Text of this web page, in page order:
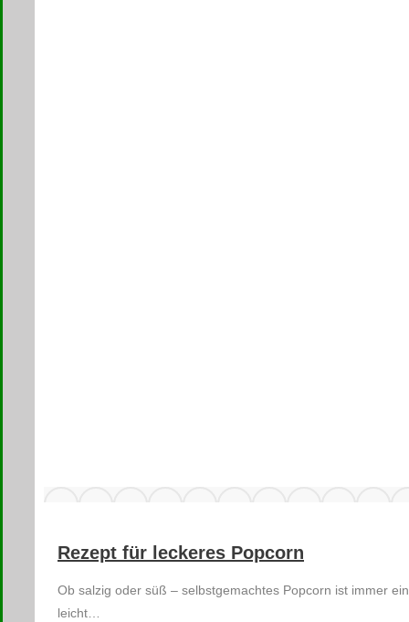
Rezept für leckeres Popcorn
Ob salzig oder süß – selbstgemachtes Popcorn ist immer
leicht…